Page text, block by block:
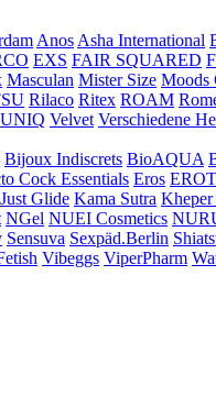
Anos Asha International
EXS FAIR SQUARED
Masculan Mister Size Moods
Rilaco Ritex ROAM
UNIQ Velvet Verschiedene
Bijoux Indiscrets BioAQUA
Cock Essentials Eros
Just Glide Kama Sutra Kheper
NGel NUEI Cosmetics
Sensuva Sexpäd.Berlin
Vibeggs ViperPharm